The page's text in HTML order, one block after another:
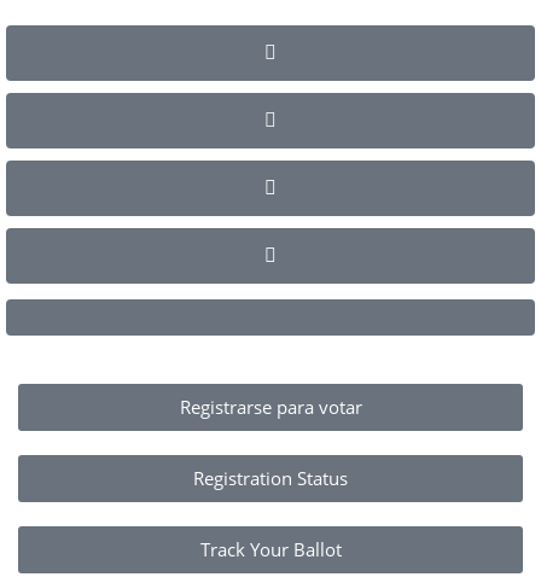
Registrarse para votar
Registration Status
Track Your Ballot